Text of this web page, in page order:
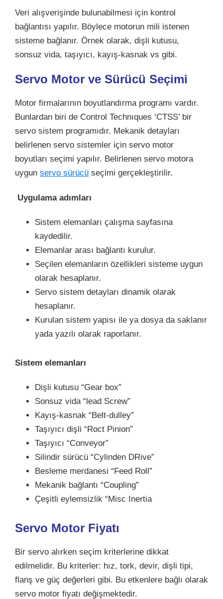
Veri alışverişinde bulunabilmesi için kontrol
bağlantısı yapılır. Böylece motorun mili istenen
sisteme bağlanır. Örnek olarak, dişli kutusu,
sonsuz vida, taşıyıcı, kayış-kasnak vs gibi.
Servo Motor ve Sürücü Seçimi
Motor firmalarının boyutlandırma programı vardır.
Bunlardan biri de Control Technıques ‘CTSS’ bir
servo sistem programıdır. Mekanik detayları
belirlenen servo sistemler için servo motor
boyutları seçimi yapılır. Belirlenen servo motora
uygun servo sürücü seçimi gerçekleştirilir.
Uygulama adımları
Sistem elemanları çalışma sayfasına
kaydedilir.
Elemanlar arası bağlantı kurulur.
Seçilen elemanların özellikleri sisteme uygun
olarak hesaplanır.
Servo sistem detayları dinamik olarak
hesaplanır.
Kurulan sistem yapısı ile ya dosya da saklanır
yada yazılı olarak raporlanır.
Sistem elemanları
Dişli kutusu “Gear box”
Sonsuz vida “lead Screw”
Kayış-kasnak “Belt-dulley”
Taşıyıcı dişli “Roct Pinion”
Taşıyıcı “Conveyor”
Silindir sürücü “Cylinden DRive”
Besleme merdanesi “Feed Roll”
Mekanik bağlantı “Coupling”
Çeşitli eylemsizlik “Misc Inertia
Servo Motor Fiyatı
Bir servo alırken seçim kriterlerine dikkat
edilmelidir. Bu kriterler: hız, tork, devir, dişli tipi,
flanş ve güç değerleri gibi. Bu etkenlere bağlı olarak
servo motor fiyatı değişmektedir.